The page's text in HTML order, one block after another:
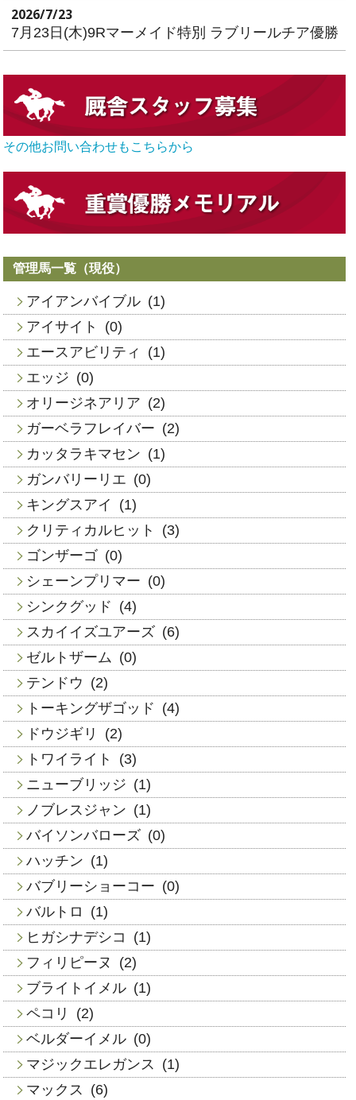
2026/7/23
7月23日(木)9Rマーメイド特別 ラブリールチア優勝
その他お問い合わせもこちらから
管理馬一覧（現役）
アイアンバイブル (1)
アイサイト
(0)
エースアビリティ
(1)
エッジ (0)
オリージネアリア (2)
ガーベラフレイバー (2)
カッタラキマセン (1)
ガンバリーリエ (0)
キングスアイ
(1)
クリティカルヒット
(3)
ゴンザーゴ (0)
シェーンプリマー (0)
シンクグッド (4)
スカイイズユアーズ (6)
ゼルトザーム (0)
テンドウ (2)
トーキングザゴッド (4)
ドウジギリ
(2)
トワイライト
(3)
ニューブリッジ (1)
ノブレスジャン (1)
バイソンバローズ (0)
ハッチン (1)
バブリーショーコー (0)
バルトロ
(1)
ヒガシナデシコ
(1)
フィリピーヌ
(2)
ブライトイメル (1)
ペコリ
(2)
ベルダーイメル (0)
マジックエレガンス
(1)
マックス
(6)